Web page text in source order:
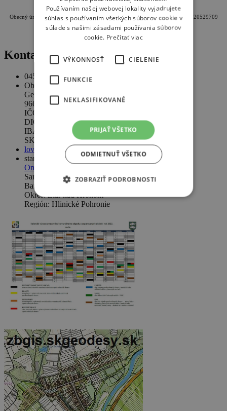
Obecný úrad Lovča, Geromettova 95, 96621 Lovča, IČO: 00320820, DIČ: 2020529709
Kontakty
045 / 673 28 35
Obecný úrad
Geromettova 95
966 21 Lovča
IČO: 00320820
DIČ: 2020529709
IBAN:
SK1756000000001417140003
lovca@lovca.sk
starosta obce:
Ondrej Bahno
Samosprávny kraj:
Banskobystrický
Okres: Žiar nad Hronom
Región: Hlinické Pohronie
Používaním našej webovej lokality vyjadrujete
súhlas s používaním všetkých súborov cookie v
súlade s našimi zásadami používania súborov
cookie. Prečítať viac
VÝKONNOSŤ CIELENIE
FUNKCIE
NEKLASIFIKOVANÉ
PRIJAŤ VŠETKO
ODMIETNUŤ VŠETKO
ZOBRAZIŤ PODROBNOSTI